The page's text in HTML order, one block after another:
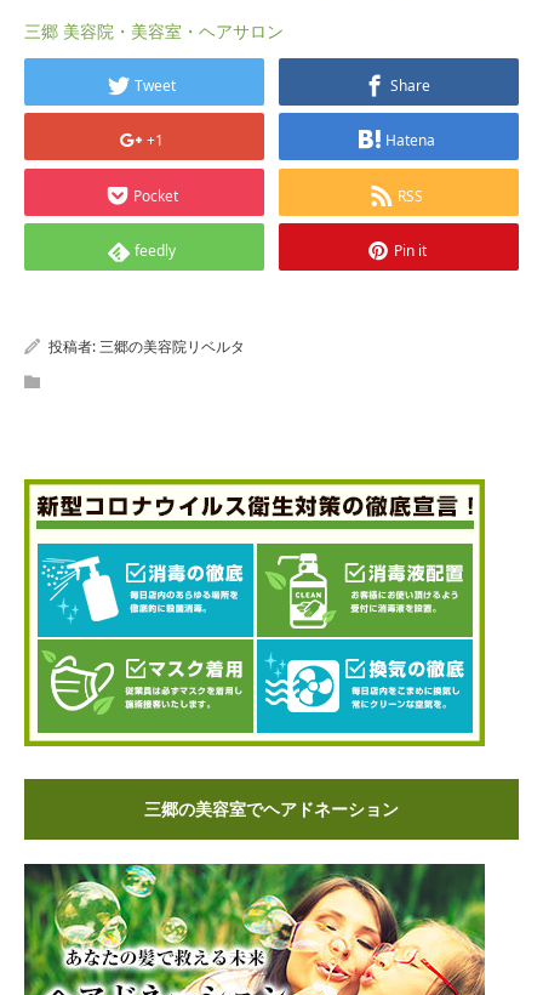
三郷 美容院・美容室・ヘアサロン
Tweet Share
+1 Hatena
Pocket RSS
feedly Pin it
投稿者:三郷の美容院リベルタ
三郷の美容室でヘアドネーション